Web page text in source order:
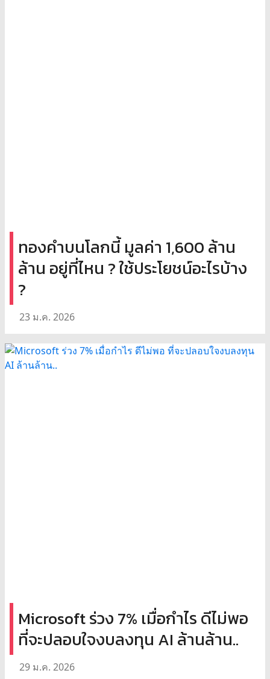
ทองคำบนโลกนี้ มูลค่า 1,600 ล้าน
ล้าน อยู่ที่ไหน ? ใช้ประโยชน์อะไรบ้าง
?
23 ม.ค. 2026
Microsoft ร่วง 7% เมื่อกำไร ดีไม่พอ
ที่จะปลอบใจงบลงทุน AI ล้านล้าน..
29 ม.ค. 2026